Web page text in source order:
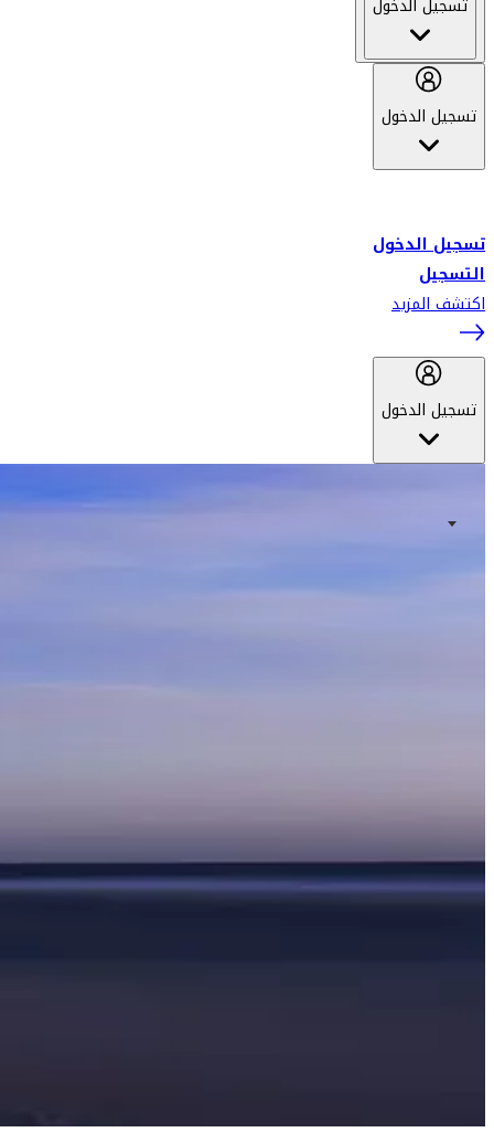
تسجيل الدخول
تسجيل الدخول
تسجيل الدخول
التسجيل
اكتشف المزيد
تسجيل الدخول